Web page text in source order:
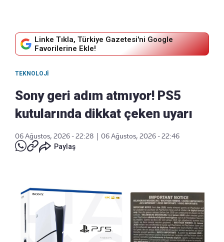
Linke Tıkla, Türkiye Gazetesi'ni Google
Favorilerine Ekle!
TEKNOLOJI
Sony geri adım atmıyor! PS5
kutularında dikkat çeken uyarı
06 Ağustos, 2026 - 22:28
06 Ağustos, 2026 - 22:46
Paylaş